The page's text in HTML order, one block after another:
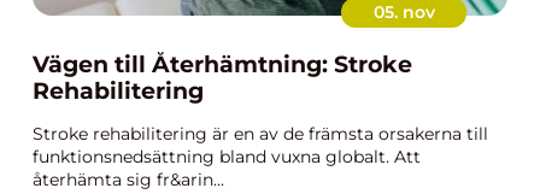
05. nov
Vägen till Återhämtning: Stroke
Rehabilitering
Stroke rehabilitering är en av de främsta orsakerna till
funktionsnedsättning bland vuxna globalt. Att
återhämta sig fr&arin...